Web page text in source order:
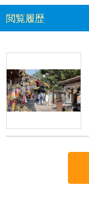
閲覧履歴